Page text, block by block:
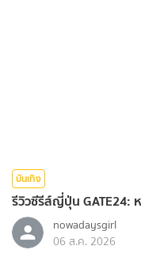
บันเทิง
รีวิวซีรีส์ญี่ปุ่น GATE24:
nowadaysgirl
06 ส.ค. 2026